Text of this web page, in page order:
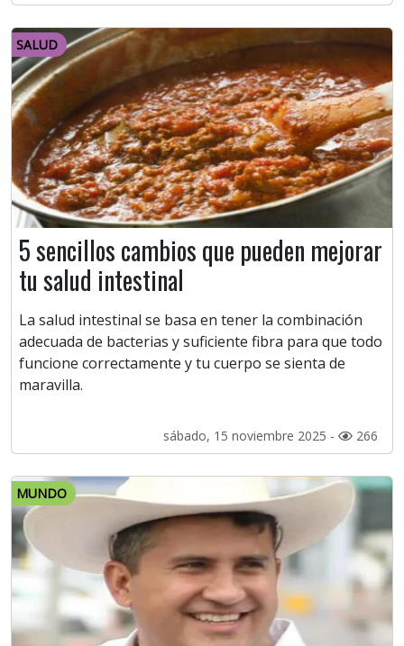
SALUD
5 sencillos cambios que pueden mejorar
tu salud intestinal
La salud intestinal se basa en tener la combinación
adecuada de bacterias y suficiente fibra para que todo
funcione correctamente y tu cuerpo se sienta de
maravilla.
sábado, 15 noviembre 2025 - 266
MUNDO